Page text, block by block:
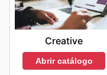
Creative
Abrir catálogo